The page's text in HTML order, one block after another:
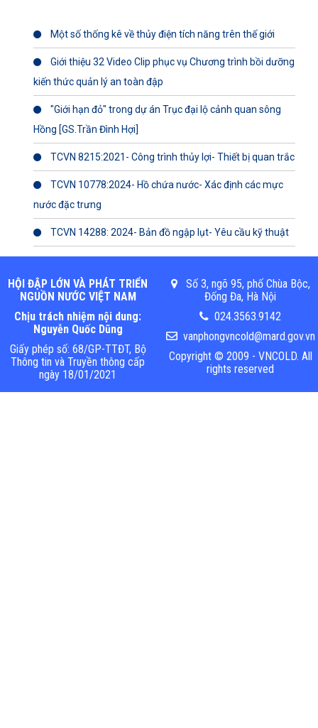
Một số thống kê về thủy điện tích năng trên thế giới
Giới thiệu 32 Video Clip phục vụ Chương trình bồi dưỡng
kiến thức quản lý an toàn đập
"Giới hạn đỏ" trong dự án Trục đại lộ cảnh quan sông
Hồng [GS.Trần Đình Hợi]
TCVN 8215:2021- Công trình thủy lợi- Thiết bị quan trắc
TCVN 10778:2024- Hồ chứa nước- Xác định các mực
nước đặc trưng
TCVN 14288: 2024- Bản đồ ngập lụt- Yêu cầu kỹ thuật
HỘI ĐẬP LỚN VÀ PHÁT TRIỂN
NGUỒN NƯỚC VIỆT NAM
Chịu trách nhiệm nội dung:
Nguyễn Quốc Dũng
Giấy phép số: 68/GP-TTĐT, Bộ
Thông tin và Truyền thông cấp
ngày 18/01/2021
Số 3, ngõ 95, phố Chùa Bộc,
Đống Đa, Hà Nội
024.3563.9142
vanphongvncold@mard.gov.vn
Copyright © 2009 - VNCOLD. All
rights reserved